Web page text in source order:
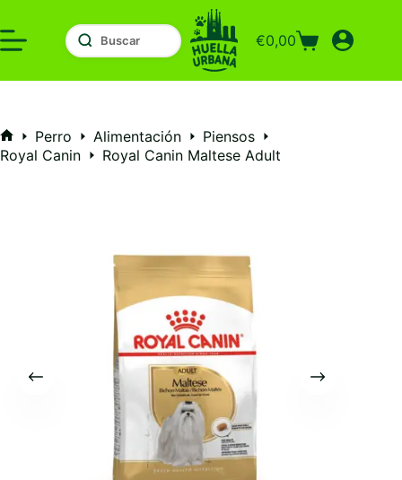
al
contenido
Carro
compra
€0,00
Inicio
Perro Alimentación
Piensos
Royal Canin
Royal Canin Maltese Adult